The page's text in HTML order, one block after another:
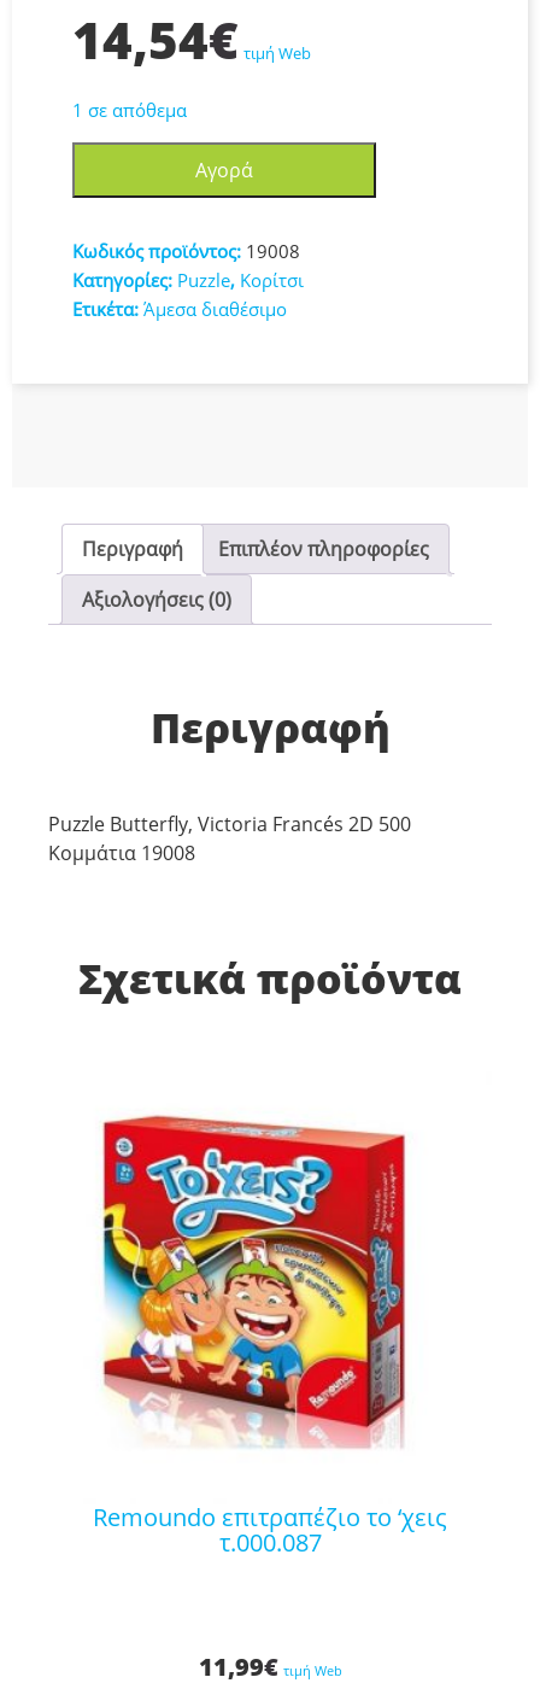
14,54€ τιμή Web
1 σε απόθεμα
Francés
2D
500
ποσότητα
Αγορά
Κωδικός προϊόντος: 19008
Κατηγορίες: Puzzle, Κορίτσι
Ετικέτα: Άμεσα διαθέσιμο
Περιγραφή
Επιπλέον πληροφορίες
Αξιολογήσεις (0)
Περιγραφή
Puzzle Butterfly, Victoria Francés 2D 500
Κομμάτια 19008
Σχετικά προϊόντα
remoundo επιτραπέζιο το ‘χεις
τ.000.087
11,99€ τιμή Web